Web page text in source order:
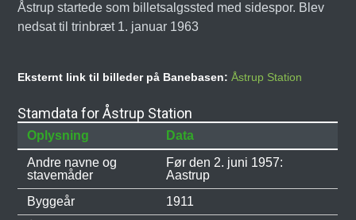
Åstrup startede som billetsalgssted med sidespor. Blev
nedsat til trinbræt 1. januar 1963
Eksternt link til billeder på Banebasen:Åstrup Station
Stamdata for Åstrup Station
Oplysning
Data
Andre navne og
stavemåder
Før den 2. juni 1957:
Aastrup
Byggeår
1911